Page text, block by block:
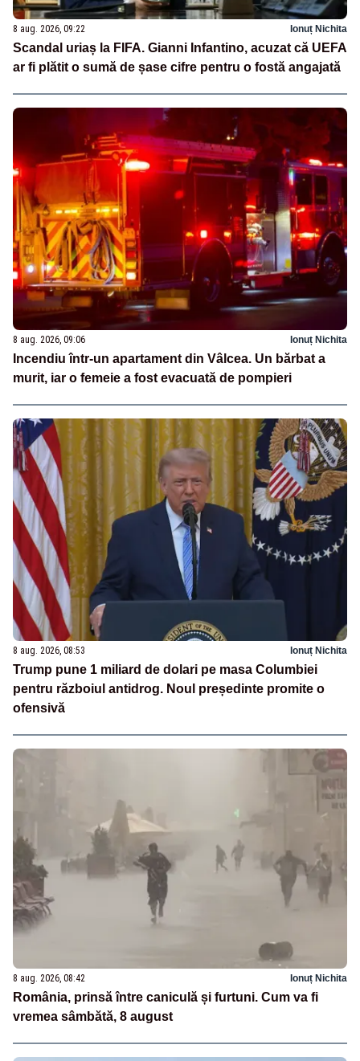
8 aug. 2026, 09:22 Ionuț Nichita
Scandal uriaș la FIFA. Gianni Infantino, acuzat că UEFA
ar fi plătit o sumă de șase cifre pentru o fostă angajată
8 aug. 2026, 09:06 Ionuț Nichita
Incendiu într-un apartament din Vâlcea. Un bărbat a
murit, iar o femeie a fost evacuată de pompieri
8 aug. 2026, 08:53 Ionuț Nichita
Trump pune 1 miliard de dolari pe masa Columbiei
pentru războiul antidrog. Noul președinte promite o
ofensivă
8 aug. 2026, 08:42 Ionuț Nichita
România, prinsă între caniculă și furtuni. Cum va fi
vremea sâmbătă, 8 august